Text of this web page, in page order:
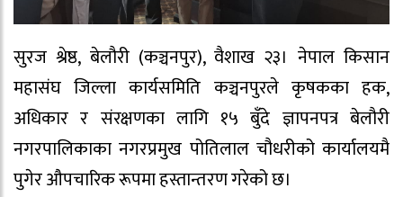
सुरज श्रेष्ठ, बेलौरी (कञ्चनपुर), वैशाख २३। नेपाल किसान
महासंघ जिल्ला कार्यसमिति कञ्चनपुरले कृषकका हक,
अधिकार र संरक्षणका लागि १५ बुँदे ज्ञापनपत्र बेलौरी
नगरपालिकाका नगरप्रमुख पोतिलाल चौधरीको कार्यालयमै
पुगेर औपचारिक रूपमा हस्तान्तरण गरेको छ।